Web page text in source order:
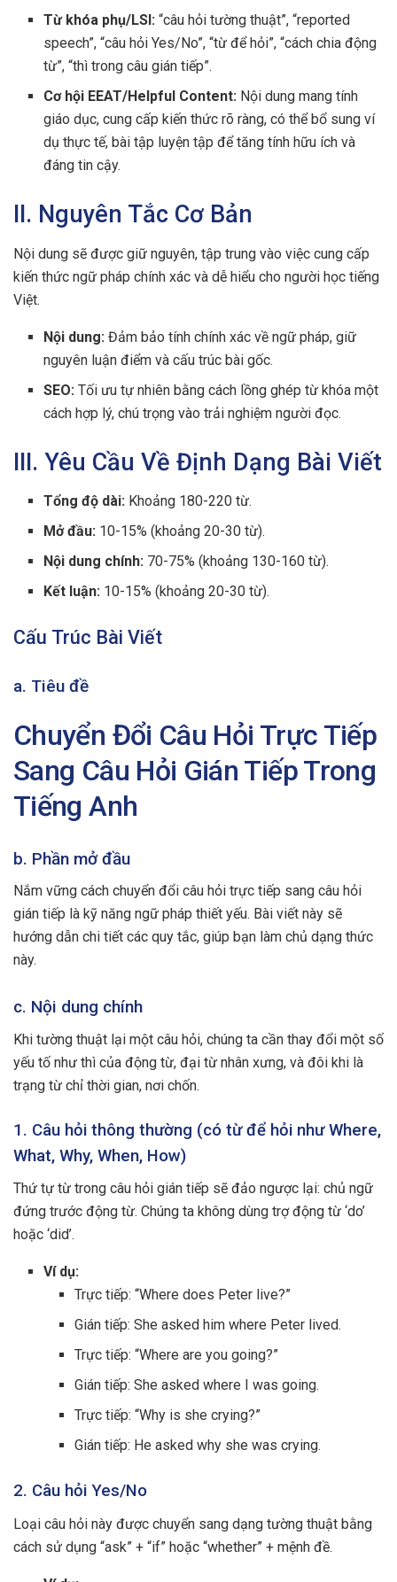
Từ khóa phụ/LSI: “câu hỏi tường thuật”, “reported
speech”, “câu hỏi Yes/No”, “từ để hỏi”, “cách chia động
từ”, “thì trong câu gián tiếp”.
Cơ hội EEAT/Helpful Content: Nội dung mang tính
giáo dục, cung cấp kiến thức rõ ràng, có thể bổ sung ví
dụ thực tế, bài tập luyện tập để tăng tính hữu ích và
đáng tin cậy.
II. Nguyên Tắc Cơ Bản
Nội dung sẽ được giữ nguyên, tập trung vào việc cung cấp
kiến thức ngữ pháp chính xác và dễ hiểu cho người học tiếng
Việt.
Nội dung: Đảm bảo tính chính xác về ngữ pháp, giữ
nguyên luận điểm và cấu trúc bài gốc.
SEO: Tối ưu tự nhiên bằng cách lồng ghép từ khóa một
cách hợp lý, chú trọng vào trải nghiệm người đọc.
III. Yêu Cầu Về Định Dạng Bài Viết
Tổng độ dài: Khoảng 180-220 từ.
Mở đầu: 10-15% (khoảng 20-30 từ).
Nội dung chính: 70-75% (khoảng 130-160 từ).
Kết luận: 10-15% (khoảng 20-30 từ).
Cấu Trúc Bài Viết
a. Tiêu đề
Chuyển Đổi Câu Hỏi Trực Tiếp
Sang Câu Hỏi Gián Tiếp Trong
Tiếng Anh
b. Phần mở đầu
Nắm vững cách chuyển đổi câu hỏi trực tiếp sang câu hỏi
gián tiếp là kỹ năng ngữ pháp thiết yếu. Bài viết này sẽ
hướng dẫn chi tiết các quy tắc, giúp bạn làm chủ dạng thức
này.
c. Nội dung chính
Khi tường thuật lại một câu hỏi, chúng ta cần thay đổi một số
yếu tố như thì của động từ, đại từ nhân xưng, và đôi khi là
trạng từ chỉ thời gian, nơi chốn.
1. Câu hỏi thông thường (có từ để hỏi như Where,
What, Why, When, How)
Thứ tự từ trong câu hỏi gián tiếp sẽ đảo ngược lại: chủ ngữ
đứng trước động từ. Chúng ta không dùng trợ động từ ‘do’
hoặc ‘did’.
Ví dụ:
Trực tiếp: “Where does Peter live?”
Gián tiếp: She asked him where Peter lived.
Trực tiếp: “Where are you going?”
Gián tiếp: She asked where I was going.
Trực tiếp: “Why is she crying?”
Gián tiếp: He asked why she was crying.
2. Câu hỏi Yes/No
Loại câu hỏi này được chuyển sang dạng tường thuật bằng
cách sử dụng “ask” + “if” hoặc “whether” + mệnh đề.